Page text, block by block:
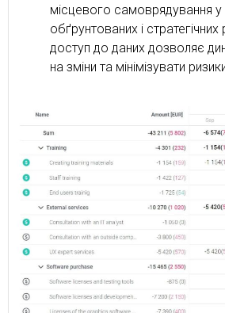
місцевого самоврядування у
обґрунтованих і
доступ до даних дозволяє
на зміни та мінімізувати